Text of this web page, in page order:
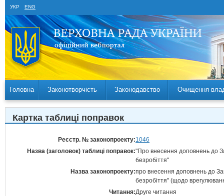
УКР ENG
Головна Законотворчість Законодавство Очищення
Картка таблиці поправок
Реєстр. № законопроекту:1046
Назва (заголовок) таблиці поправок:"Про внесення доповнень до
безробіття"
Назва законопроекту:про внесення доповнень до
безробіття" (щодо
Читання:Друге читання